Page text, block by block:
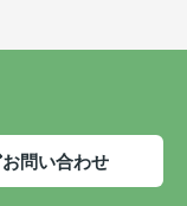
お問い合わせ